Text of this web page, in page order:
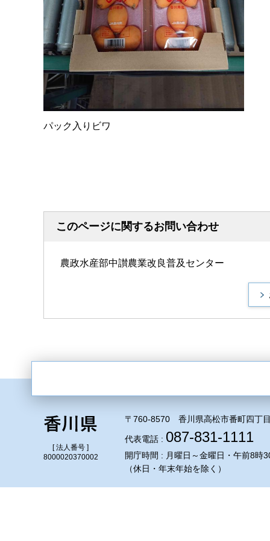
パック入りビワ
このページに関するお問い合わせ
農政水産部中讃農業改良普及センター
[ 法人番号 ]
8000020370002
〒760-8570 香川県高松市番町四丁
代表電話 : 087-831-1111
開庁時間 : 月曜日～金曜日・午前8時
（休日・年末年始を除く）